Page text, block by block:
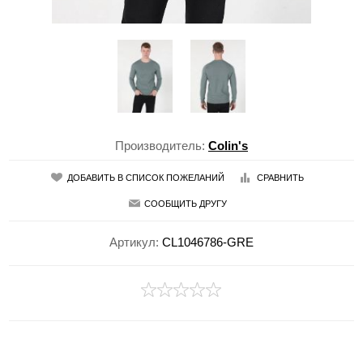
Производитель: Colin's
ДОБАВИТЬ В СПИСОК ПОЖЕЛАНИЙ СРАВНИТЬ
СООБЩИТЬ ДРУГУ
Артикул: CL1046786-GRE